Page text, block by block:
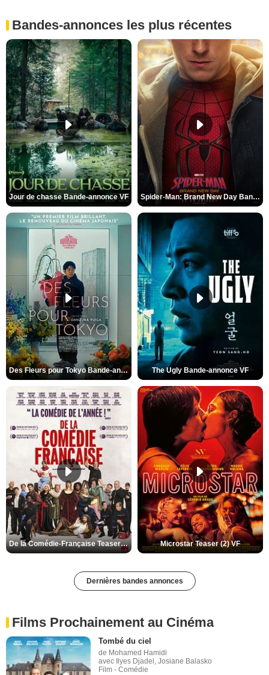
Bandes-annonces les plus récentes
Jour de chasse Bande-annonce VF Spider-Man: Brand New Day Bande-annonce (3) VO STFR
Des Fleurs pour Tokyo Bande-annonce VO STFR The Ugly Bande-annonce VF
De la Comédie-Française Teaser (3) VF Microstar Teaser (2) VF
Dernières bandes annonces
Films Prochainement au Cinéma
Tombé du ciel
de Mohamed Hamidi
avec Ilyes Djadel, Josiane Balasko
Film - Comédie